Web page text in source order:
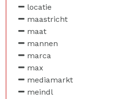
locatie
maastricht
maat
mannen
marca
max
mediamarkt
meindl